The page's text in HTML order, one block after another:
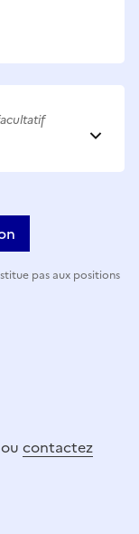
pas aux positions
ou contactez